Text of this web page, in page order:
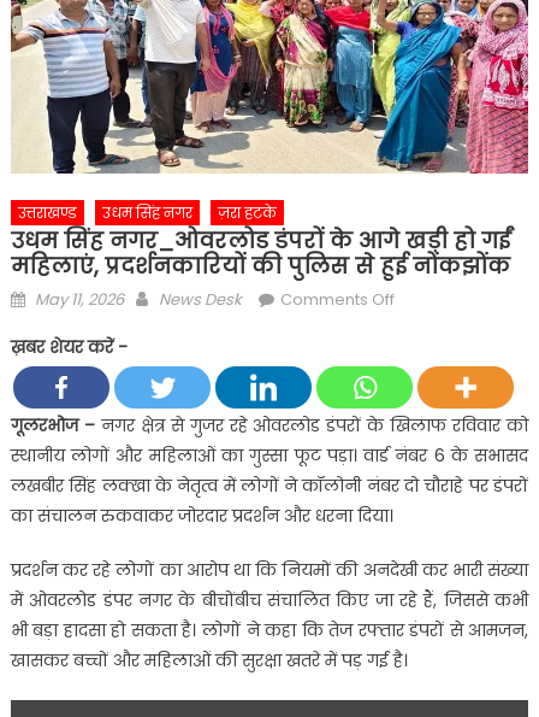
उत्तराखण्ड उधम सिंह नगर ज़रा हटके
उधम सिंह नगर_ओवरलोड डंपरों के आगे खड़ी हो गईं
महिलाएं, प्रदर्शनकारियों की पुलिस से हुई नोंकझोंक
Posted
May 11, 2026 Author
News Desk Comments Offon
नगर_ओवरलोड
डंपरों
के
आगे
खड़ी
हो
महिलाएं,
प्रदर्शनकारियों
की
पुलिस
ख़बर शेयर करें -
गूलरभोज –नगर क्षेत्र से गुजर रहे ओवरलोड डंपरों के खिलाफ रविवार को
स्थानीय लोगों और महिलाओं का गुस्सा फूट पड़ा। वार्ड नंबर 6 के सभासद
लखबीर सिंह लक्खा के नेतृत्व में लोगों ने कॉलोनी नंबर दो चौराहे पर डंपरों
का संचालन रुकवाकर जोरदार प्रदर्शन और धरना दिया।
प्रदर्शन कर रहे लोगों का आरोप था कि नियमों की अनदेखी कर भारी संख्या
में ओवरलोड डंपर नगर के बीचोंबीच संचालित किए जा रहे हैं, जिससे कभी
भी बड़ा हादसा हो सकता है। लोगों ने कहा कि तेज रफ्तार डंपरों से आमजन,
खासकर बच्चों और महिलाओं की सुरक्षा खतरे में पड़ गई है।